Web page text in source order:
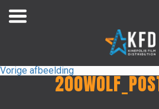
Vorige afbeelding